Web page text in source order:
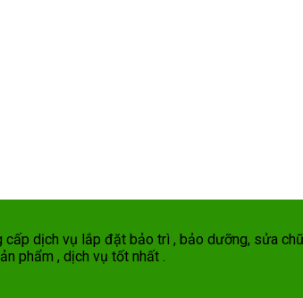
dịch vụ lắp đặt bảo trì , bảo dưỡng, sửa
phẩm , dịch vụ tốt nhất .